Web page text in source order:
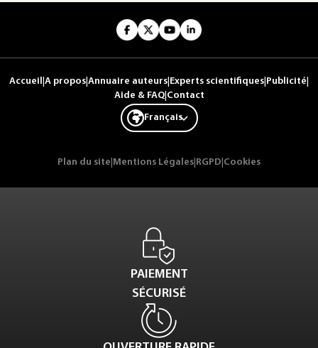
Accueil A propos Annuaire auteurs Experts scientifiques Publicité
Aide & FAQ| Contact
Français
Plan du site Mentions Légales RGPD Cookies
PAIEMENT
SÉCURISÉ